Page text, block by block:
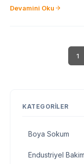
Devamini Oku
1
KATEGORILER
Boya Sokum
Endustriyel Bakim